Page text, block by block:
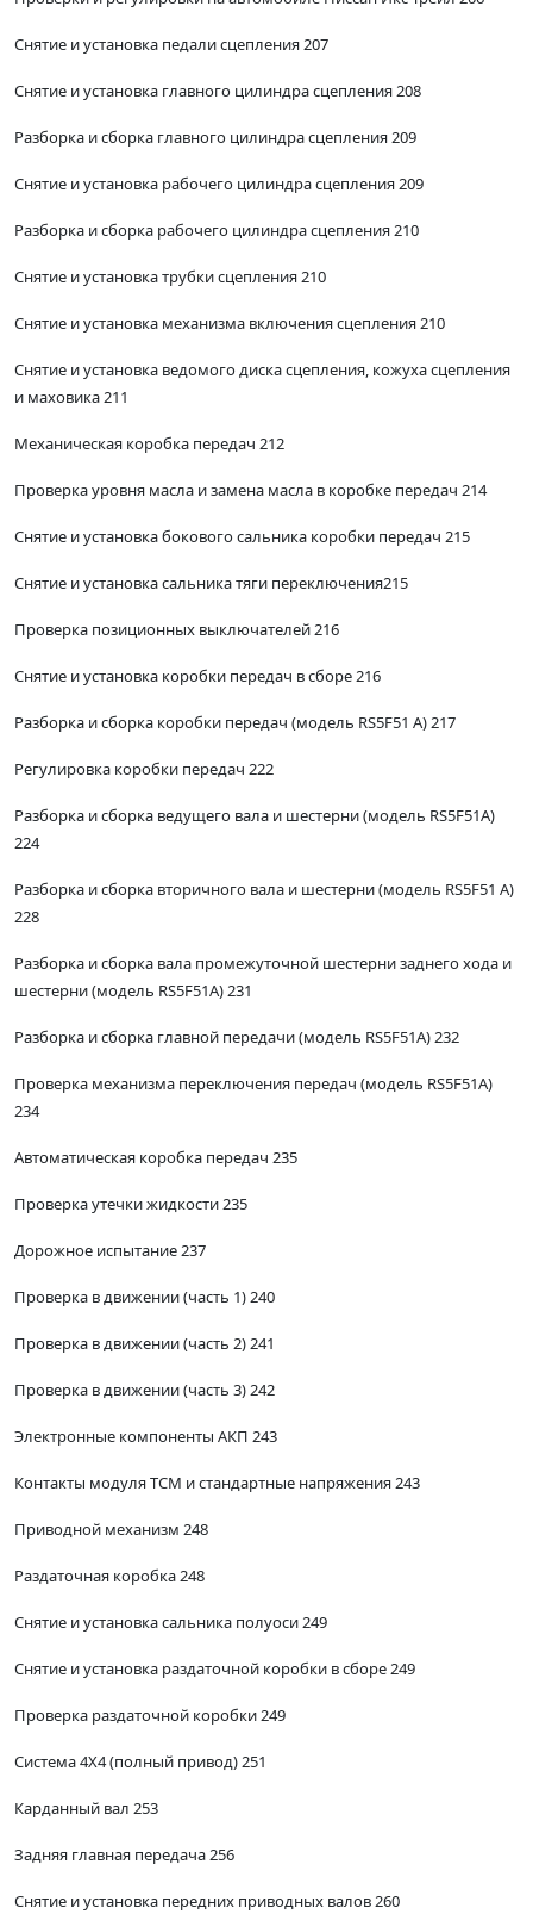
Снятие и установка педали сцепления 207
Снятие и установка главного цилиндра сцепления 208
Разборка и сборка главного цилиндра сцепления 209
Снятие и установка рабочего цилиндра сцепления 209
Разборка и сборка рабочего цилиндра сцепления 210
Снятие и установка трубки сцепления 210
Снятие и установка механизма включения сцепления 210
Снятие и установка ведомого диска сцепления, кожуха сцепления
и маховика 211
Механическая коробка передач 212
Проверка уровня масла и замена масла в коробке передач 214
Снятие и установка бокового сальника коробки передач 215
Снятие и установка сальника тяги переключения215
Проверка позиционных выключателей 216
Снятие и установка коробки передач в сборе 216
Разборка и сборка коробки передач (модель RS5F51 А) 217
Регулировка коробки передач 222
Разборка и сборка ведущего вала и шестерни (модель RS5F51A)
224
Разборка и сборка вторичного вала и шестерни (модель RS5F51 А)
228
Разборка и сборка вала промежуточной шестерни заднего хода и
шестерни (модель RS5F51A) 231
Разборка и сборка главной передачи (модель RS5F51A) 232
Проверка механизма переключения передач (модель RS5F51A)
234
Автоматическая коробка передач 235
Проверка утечки жидкости 235
Дорожное испытание 237
Проверка в движении (часть 1) 240
Проверка в движении (часть 2) 241
Проверка в движении (часть 3) 242
Электронные компоненты АКП 243
Контакты модуля ТСМ и стандартные напряжения 243
Приводной механизм 248
Раздаточная коробка 248
Снятие и установка сальника полуоси 249
Снятие и установка раздаточной коробки в сборе 249
Проверка раздаточной коробки 249
Система 4X4 (полный привод) 251
Карданный вал 253
Задняя главная передача 256
Снятие и установка передних приводных валов 260